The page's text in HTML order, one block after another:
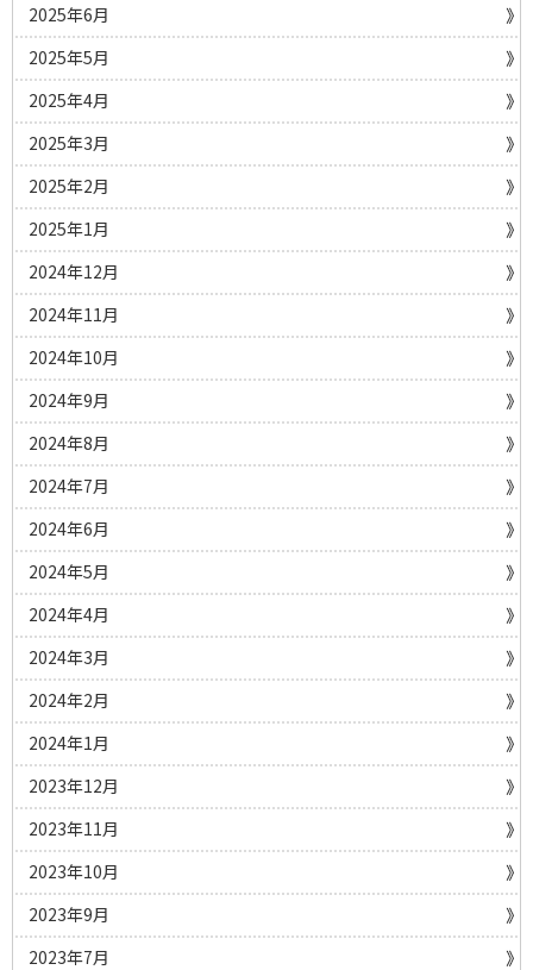
2025年6月
2025年5月
2025年4月
2025年3月
2025年2月
2025年1月
2024年12月
2024年11月
2024年10月
2024年9月
2024年8月
2024年7月
2024年6月
2024年5月
2024年4月
2024年3月
2024年2月
2024年1月
2023年12月
2023年11月
2023年10月
2023年9月
2023年7月